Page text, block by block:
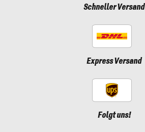
Schneller Versand
Express Versand
Folgt uns!